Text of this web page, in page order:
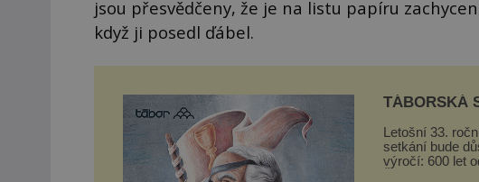
jsou přesvědčeny, že je na listu papíru
když ji posedl ďábel.
TÁBORSKÁ
Letošní 33.
setkání bude
výročí: 600 let